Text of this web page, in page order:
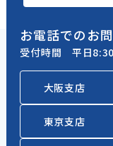
お電話でのお
受付時間 平日
大阪支店
東京支店